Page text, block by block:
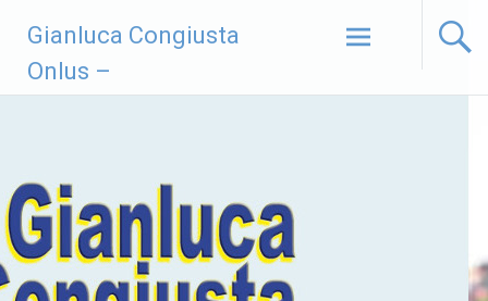
contenuto
Gianluca Congiusta
Onlus –